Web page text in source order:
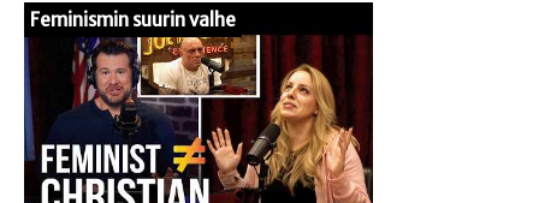
Feminismin suurin valhe